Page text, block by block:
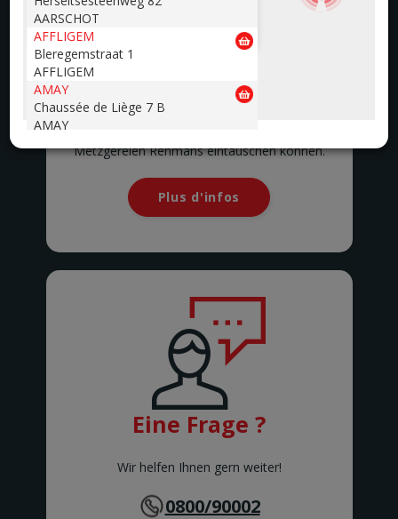
AARSCHOT
AFFLIGEM
Bleregemstraat 1
AFFLIGEM
AMAY
Chaussée de Liège 7 B
AMAY
Avenue de la Belle Mine 26
Avenue Marius Renard 29
ANDERLUES
Chaussée de Charleroi 127
ANDERLUES
Ihre Extra-Karte
Mit der Extra-Karte können Sie Punkte
sammeln, für die Sie Gutscheine in einem Wert
Metzgereien Renmans eintauschen können.
Plus d'infos
Eine Frage ?
Wir helfen Ihnen gern weiter!
0800/90002